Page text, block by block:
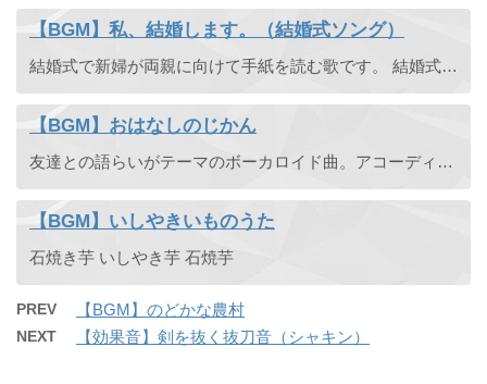
【BGM】私、結婚します。（結婚式ソング）
結婚式で新婦が両親に向けて手紙を読む歌です。 結婚式でご両親に向けての想いを歌で伝えてみませんか？結婚式ソングのご依頼も受け付けています。 オフボーカル版 歌詞 私、結婚します。 作詞：真島こころ 幼 ...
【BGM】おはなしのじかん
友達との語らいがテーマのボーカロイド曲。アコーディオンやオルガン、ピアノなど跳ねるようなおしゃれ系オケのかわいい曲です。アニメのオープニング風。 おはなしのじかん 作詞：くろねこ いつも遅くまでお疲 ...
【BGM】いしやきいものうた
石焼き芋 いしやき芋 石焼芋
PREV 【BGM】のどかな農村
NEXT 【効果音】剣を抜く抜刀音（シャキン）